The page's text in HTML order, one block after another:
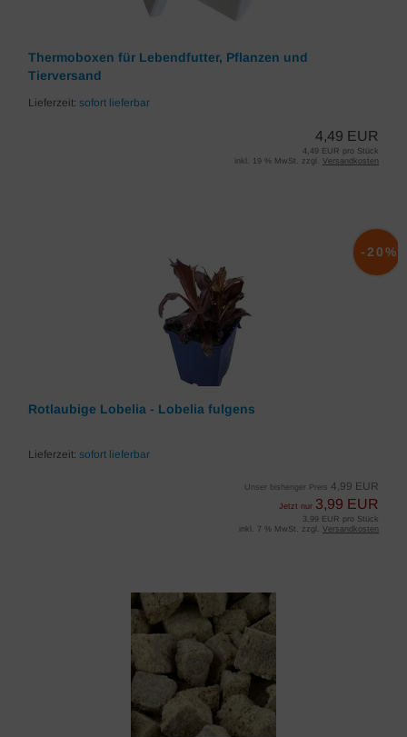
Thermoboxen für Lebendfutter, Pflanzen und
Tierversand
Lieferzeit: sofort lieferbar
4,49 EUR
4,49 EUR pro Stück
inkl. 19 % MwSt. zzgl. Versandkosten
Rotlaubige Lobelia - Lobelia fulgens
Lieferzeit: sofort lieferbar
Unser bisheriger Preis 4,99 EUR
Jetzt nur 3,99 EUR
-20%
3,99 EUR pro Stück
inkl. 7 % MwSt. zzgl. Versandkosten